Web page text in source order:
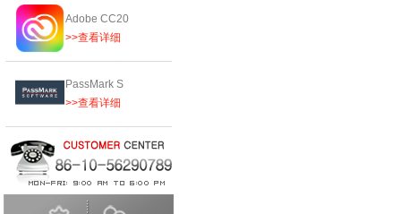
Adobe CC20
>>查看详细
PassMark S
>>查看详细